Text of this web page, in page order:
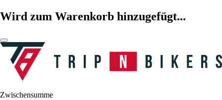
Wird zum Warenkorb hinzugefügt...
Zwischensumme